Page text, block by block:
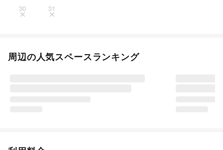
30 31
周辺の人気スペースランキング